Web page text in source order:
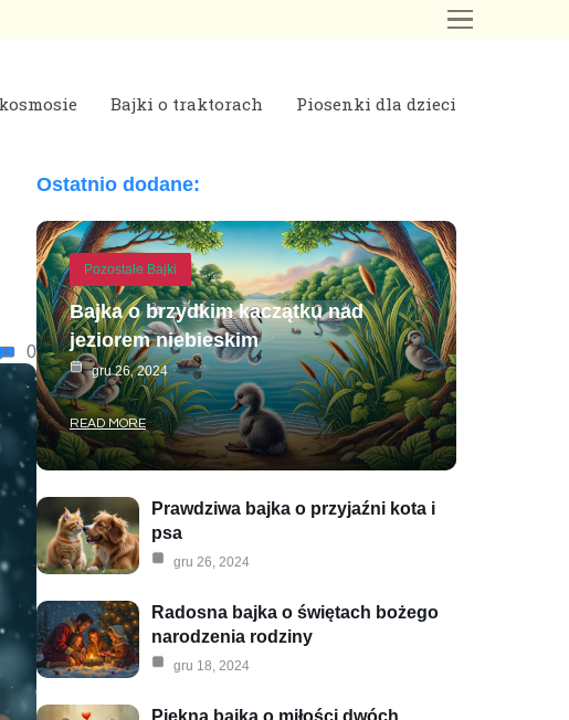
Bajki o traktorach Piosenki dla dzieci
0
Ostatnio dodane:
Pozostałe Bajki
Bajka o brzydkim kaczątku nad
jeziorem niebieskim
gru 26, 2024
READ MORE
Prawdziwa bajka o przyjaźni kota i
psa
gru 26, 2024
Radosna bajka o świętach bożego
narodzenia rodziny
gru 18, 2024